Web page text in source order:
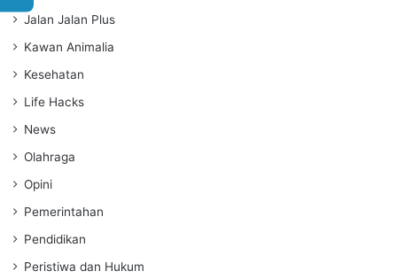
Jalan Jalan Plus
Kawan Animalia
Kesehatan
Life Hacks
News
Olahraga
Opini
Pemerintahan
Pendidikan
Peristiwa dan Hukum